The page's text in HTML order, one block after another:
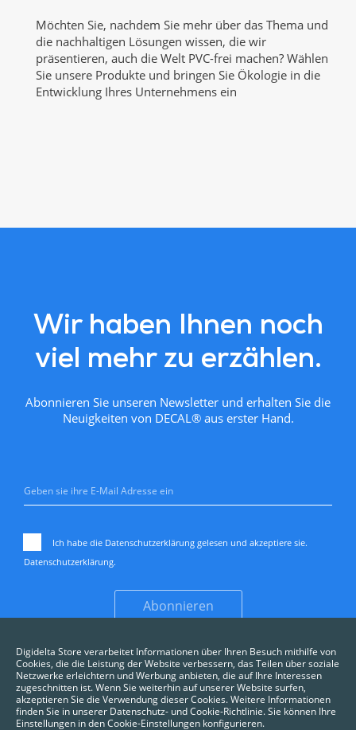
Möchten Sie, nachdem Sie mehr über das Thema und
die nachhaltigen Lösungen wissen, die wir
präsentieren, auch die Welt PVC-frei machen? Wählen
Sie unsere Produkte und bringen Sie Ökologie in die
Entwicklung Ihres Unternehmens ein
Wir haben Ihnen noch
viel mehr zu erzählen.
Abonnieren Sie unseren Newsletter und erhalten Sie die
Neuigkeiten von DECAL® aus erster Hand.
Ich habe die Datenschutzerklärung gelesen und akzeptiere sie.
Datenschutzerklärung.
Abonnieren
Digidelta Store verarbeitet Informationen über Ihren Besuch mithilfe von
Cookies, die die Leistung der Website verbessern, das Teilen über soziale
Netzwerke erleichtern und Werbung anbieten, die auf Ihre Interessen
zugeschnitten ist. Wenn Sie weiterhin auf unserer Website surfen,
akzeptieren Sie die Verwendung dieser Cookies. Weitere Informationen
finden Sie in unserer Datenschutz- und Cookie-Richtlinie. Sie können Ihre
Einstellungen in den Cookie-Einstellungen konfigurieren.